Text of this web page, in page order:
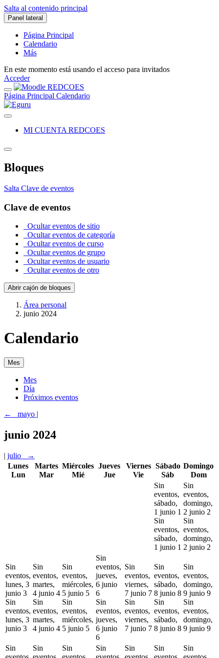
Salta al contenido principal
Panel lateral
Página Principal
Calendario
Más
En este momento está usando el acceso para invitados
Acceder
Página Principal Calendario
MI CUENTA REDCOES
Bloques
Salta Clave de eventos
Clave de eventos
Ocultar eventos de sitio
Ocultar eventos de categoría
Ocultar eventos de curso
Ocultar eventos de grupo
Ocultar eventos de usuario
Ocultar eventos de otro
Abrir cajón de bloques
Área personal
junio 2024
Calendario
Mes
Mes
Día
Próximos eventos
←
mayo |
junio 2024
| julio
→
Lunes
Lun
Martes
Mar
Miércoles
Mié
Jueves
Jue
Viernes
Vie
Sábado
Sáb
Domingo
Dom
Sin
eventos,
sábado,
1 junio 1
Sin
eventos,
sábado,
1 junio 1
Sin
eventos,
domingo,
2 junio 2
Sin
eventos,
domingo,
2 junio 2
Sin
eventos,
lunes, 3
junio 3
Sin
eventos,
lunes, 3
junio 3
Sin
eventos,
martes,
4 junio 4
Sin
eventos,
martes,
4 junio 4
Sin
eventos,
miércoles,
5 junio 5
Sin
eventos,
miércoles,
5 junio 5
Sin
eventos,
jueves,
6 junio
6
Sin
eventos,
jueves,
6 junio
6
Sin
eventos,
viernes,
7 junio 7
Sin
eventos,
viernes,
7 junio 7
Sin
eventos,
sábado,
8 junio 8
Sin
eventos,
sábado,
8 junio 8
Sin
eventos,
domingo,
9 junio 9
Sin
eventos,
domingo,
9 junio 9
Sin
Sin
Sin
Sin
Sin
Sin
Sin